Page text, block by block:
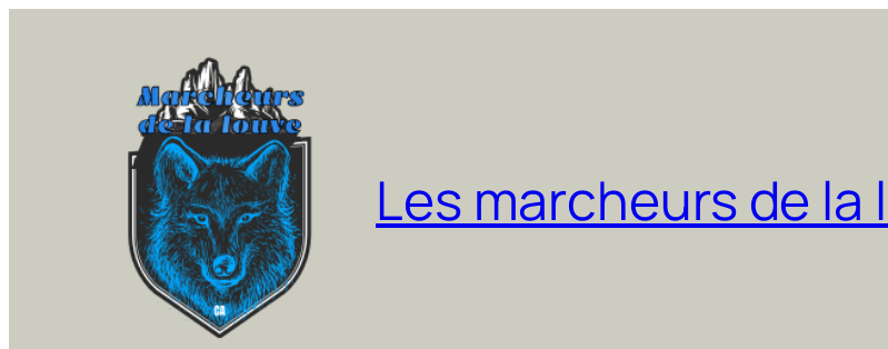
Les marcheurs de la